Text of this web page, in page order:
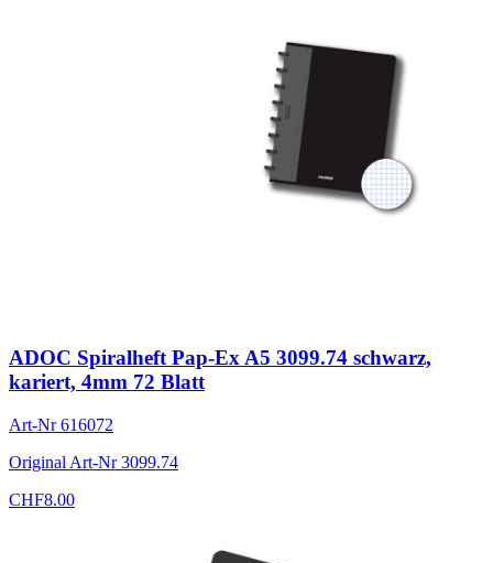
ADOC Spiralheft Pap-Ex A5 3099.74 schwarz,
kariert, 4mm 72 Blatt
Art-Nr616072
Original Art-Nr3099.74
CHF8.00